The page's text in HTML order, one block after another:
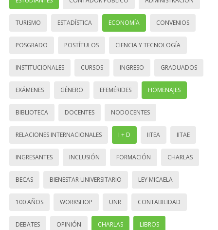
TURISMO ESTADÍSTICA ECONOMÍA CONVENIOS
POSGRADO POSTÍTULOS CIENCIA Y TECNOLOGÍA
INSTITUCIONALES CURSOS INGRESO GRADUADOS
EXÁMENES GÉNERO EFEMÉRIDES HOMENAJES
BIBLIOTECA DOCENTES NODOCENTES
RELACIONES INTERNACIONALES I + D IITEA IITAE
INGRESANTES INCLUSIÓN FORMACIÓN CHARLAS
BECAS BIENESTAR UNIVERSITARIO LEY MICAELA
100 AÑOS WORKSHOP UNR CONTABILIDAD
DEBATES OPINIÓN CHARLAS LIBROS